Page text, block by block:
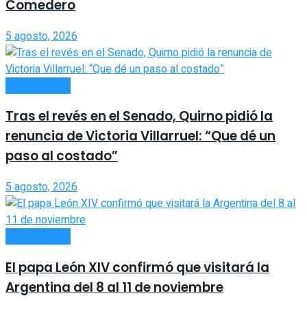
Comedero
5 agosto, 2026
Tras el revés en el Senado, Quirno pidió la
renuncia de Victoria Villarruel: “Que dé un
paso al costado”
5 agosto, 2026
El papa León XIV confirmó que visitará la
Argentina del 8 al 11 de noviembre